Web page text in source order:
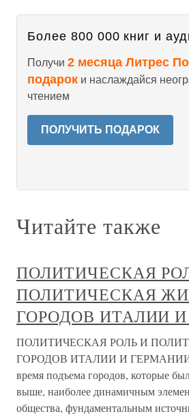
Более 800 000 книг и
Получи 2 месяца Литрес
подарок и наслаждайся
чтением
ПОЛУЧИТЬ ПОДАРОК
Читайте также
ПОЛИТИЧЕСКАЯ
ПОЛИТИЧЕСКАЯ
ГОРОДОВ ИТАЛИИ
ПОЛИТИЧЕСКАЯ РОЛЬ И
ГОРОДОВ ИТАЛИИ И
время подъема городов, которые
выше, наиболее динамичным
общества, фундаментальным